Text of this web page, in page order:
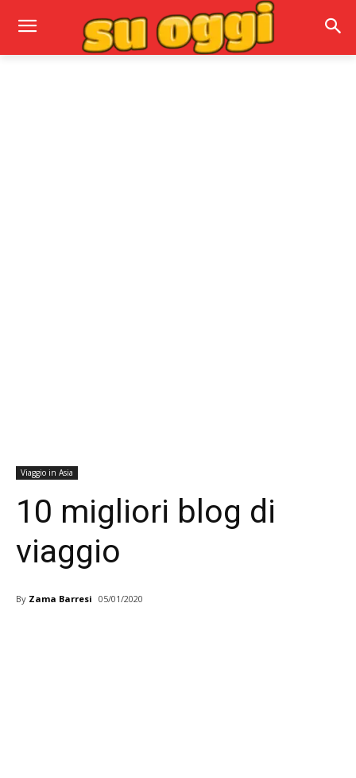
Viaggio in Asia
10 migliori blog di
viaggio
By Zama Barresi 05/01/2020